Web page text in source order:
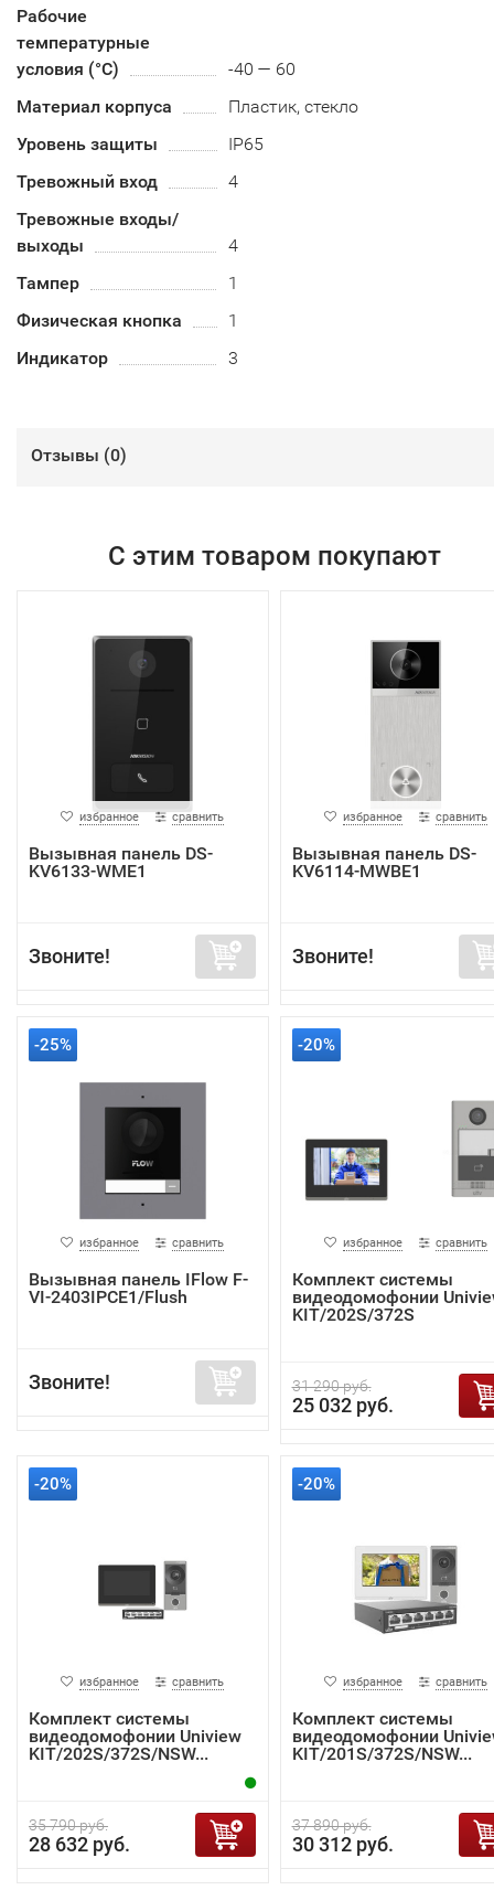
Рабочие
температурные
условия (°С)
-40 — 60
Материал корпуса
Пластик, стекло
Уровень защиты
IP65
Тревожный вход
4
Тревожные входы/
выходы
4
Тампер
1
Физическая кнопка
1
Индикатор
3
Отзывы (0)
С этим товаром покупают
избранное сравнить
Вызывная панель DS-
KV6133-WME1
Звоните!
избранное сравнить
Вызывная панель DS-
KV6114-MWBE1
Звоните!
-25%
избранное сравнить
Вызывная панель IFlow F-
VI-2403IPCE1/Flush
Звоните!
-20%
избранное сравнить
Комплект системы
видеодомофонии
KIT/202S/372S
31 290 руб.
25 032 руб.
-20%
избранное сравнить
Комплект системы
видеодомофонии Uniview
KIT/202S/372S/NSW...
35 790 руб.
28 632 руб.
-20%
избранное сравнить
Комплект системы
видеодомофонии
KIT/201S/372S/NSW...
37 890 руб.
30 312 руб.